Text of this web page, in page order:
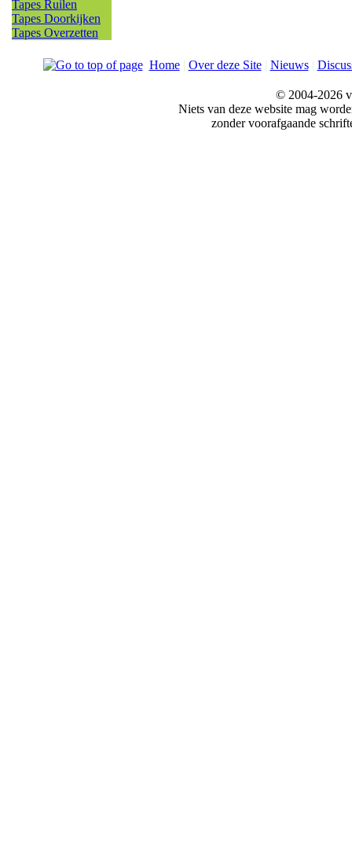
Tapes Ruilen
Tapes Doorkijken
Tapes Overzetten
Home| Over deze Site| Nieuws|
© 2004-2026
Niets van deze website mag
zonder voorafgaande